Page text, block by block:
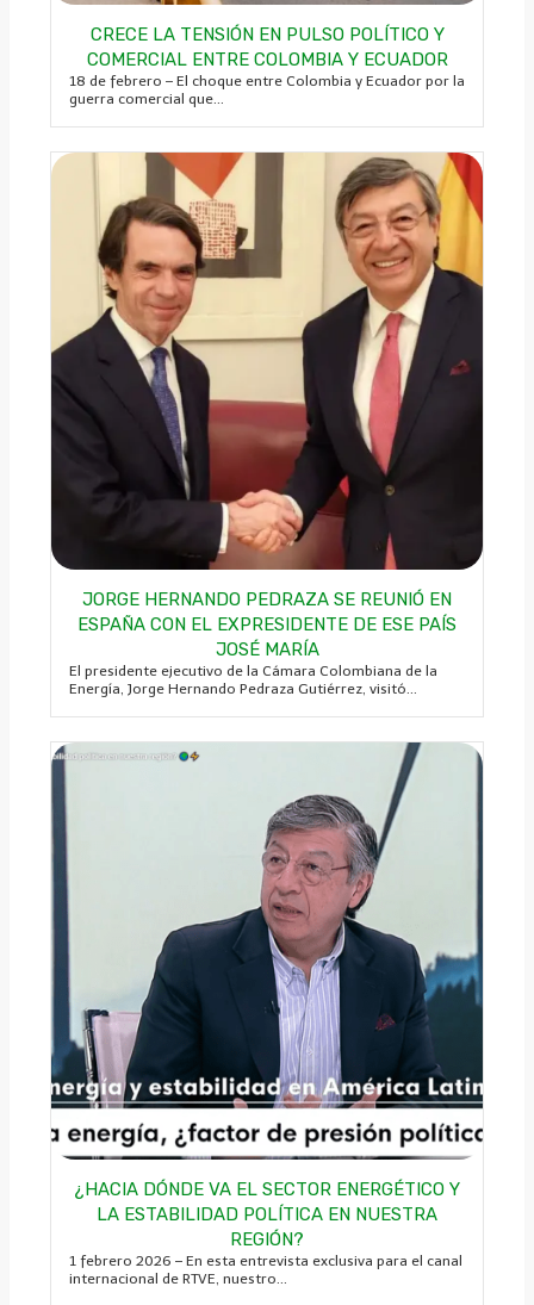
CRECE LA TENSIÓN EN PULSO POLÍTICO Y
COMERCIAL ENTRE COLOMBIA Y ECUADOR
18 de febrero – El choque entre Colombia y Ecuador por la
guerra comercial que...
JORGE HERNANDO PEDRAZA SE REUNIÓ EN
ESPAÑA CON EL EXPRESIDENTE DE ESE PAÍS
JOSÉ MARÍA
El presidente ejecutivo de la Cámara Colombiana de la
Energía, Jorge Hernando Pedraza Gutiérrez, visitó...
¿HACIA DÓNDE VA EL SECTOR ENERGÉTICO Y
LA ESTABILIDAD POLÍTICA EN NUESTRA
REGIÓN?
1 febrero 2026 – En esta entrevista exclusiva para el canal
internacional de RTVE, nuestro...